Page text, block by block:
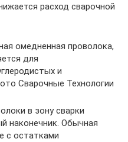
расход сварочной
омедненная проволока,
для
и
Сварочные Технологии
в зону сварки
наконечник. Обычная
с остатками